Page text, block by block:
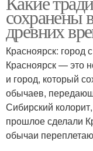
сохранены
древних
Красноярск: город
Красноярск — это
и город, который
обычаев,
Сибирский
прошлое сделали
обычаи